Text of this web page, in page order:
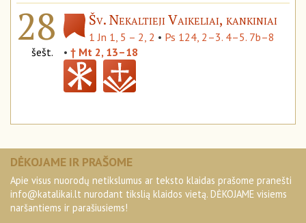
28
šešt.
Šv. Nekaltieji Vaikeliai, kankiniai
1 Jn 1, 5 – 2, 2 • Ps 124, 2–3. 4–5. 7b–8
• † Mt 2, 13–18
DĖKOJAME IR PRAŠOME
Apie visus nuorodų netikslumus ar teksto klaidas prašome pranešti
info@katalikai.lt nurodant tikslią klaidos vietą. DĖKOJAME visiems
naršantiems ir parašiusiems!